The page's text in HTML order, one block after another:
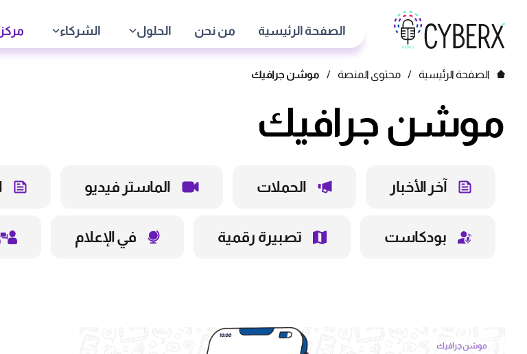
الصفحة الرئيسية من نحن الحلول الشركاء
الصفحة الرئيسية / محتوى المنصة / موشن جرافيك
موشن جرافيك
آخر الأخبار الحملات الماستر فيديو
بودكاست تصبيرة رقمية في الإعلام
موشن جرافيك